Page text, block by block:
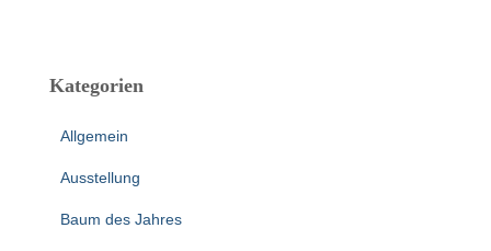
Kategorien
Allgemein
Ausstellung
Baum des Jahres